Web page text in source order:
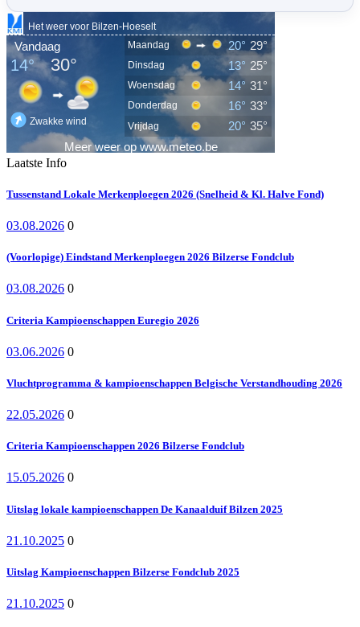
Laatste Info
Tussenstand Lokale Merkenploegen 2026 (Snelheid & Kl. Halve Fond)
03.08.2026 0
(Voorlopige) Eindstand Merkenploegen 2026 Bilzerse Fondclub
03.08.2026 0
Criteria Kampioenschappen Euregio 2026
03.06.2026 0
Vluchtprogramma & kampioenschappen Belgische Verstandhouding 2026
22.05.2026 0
Criteria Kampioenschappen 2026 Bilzerse Fondclub
15.05.2026 0
Uitslag lokale kampioenschappen De Kanaalduif Bilzen 2025
21.10.2025 0
Uitslag Kampioenschappen Bilzerse Fondclub 2025
21.10.2025 0